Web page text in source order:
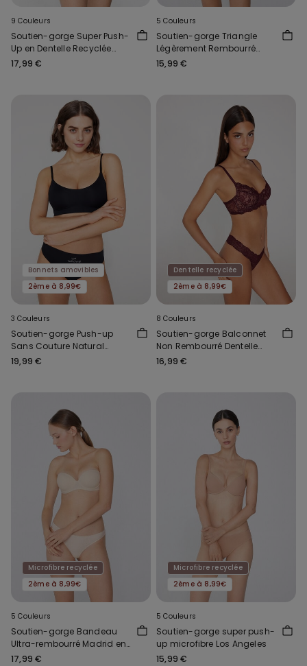
9 Couleurs
Soutien-gorge Super Push-
Up en Dentelle Recyclée
Malibù
17,99 €
5 Couleurs
Soutien-gorge Triangle
Légèrement Rembourré
Coton Biologique London
15,99 €
Bonnets amovibles
2ème à 8,99€
3 Couleurs
Soutien-gorge Push-up
Sans Couture Natural
Lifting Plus
19,99 €
Dentelle recyclée
2ème à 8,99€
8 Couleurs
Soutien-gorge Balconnet
Non Rembourré Dentelle
Recyclée Paris
16,99 €
Microfibre recyclée
2ème à 8,99€
5 Couleurs
Soutien-gorge Bandeau
Ultra-rembourré Madrid en
Microfibre Recyclée
17,99 €
Microfibre recyclée
2ème à 8,99€
5 Couleurs
Soutien-gorge super push-
up microfibre Los Angeles
15,99 €